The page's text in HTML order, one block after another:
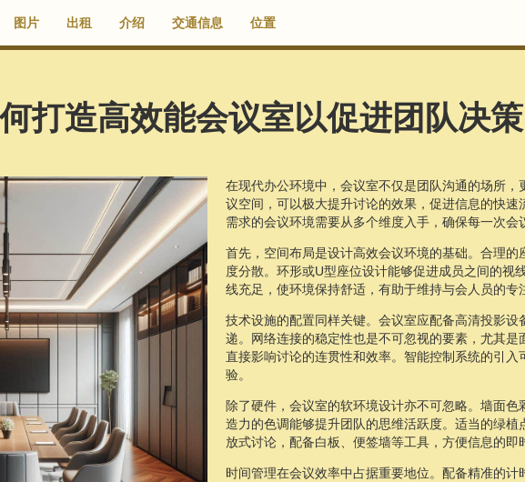
图片 出租 介绍 交通信息 位置
打造高效能会议室以促进团队决策
在现代办公环境中，会议室不仅是团队沟通的场所
议空间，可以极大提升讨论的效果，促进信息的快
需求的会议环境需要从多个维度入手，确保每一次
首先，空间布局是设计高效会议环境的基础。合理
度分散。环形或U型座位设计能够促进成员之间的
线充足，使环境保持舒适，有助于维持与会人员的专
技术设施的配置同样关键。会议室应配备高清投影
递。网络连接的稳定性也是不可忽视的要素，尤其
直接影响讨论的连贯性和效率。智能控制系统的引
验。
除了硬件，会议室的软环境设计亦不可忽略。墙面
造力的色调能够提升团队的思维活跃度。适当的绿
放式讨论，配备白板、便签墙等工具，方便信息的
时间管理在会议效率中占据重要地位。配备精准的